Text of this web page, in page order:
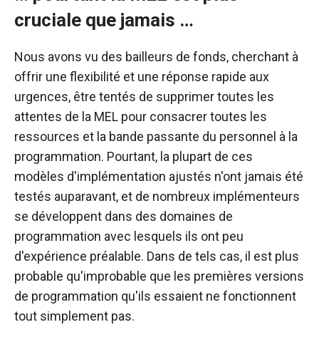
cruciale que jamais …
Nous avons vu des bailleurs de fonds, cherchant à
offrir une flexibilité et une réponse rapide aux
urgences, être tentés de supprimer toutes les
attentes de la MEL pour consacrer toutes les
ressources et la bande passante du personnel à la
programmation. Pourtant, la plupart de ces
modèles d'implémentation ajustés n'ont jamais été
testés auparavant, et de nombreux implémenteurs
se développent dans des domaines de
programmation avec lesquels ils ont peu
d'expérience préalable. Dans de tels cas, il est plus
probable qu'improbable que les premières versions
de programmation qu'ils essaient ne fonctionnent
tout simplement pas.